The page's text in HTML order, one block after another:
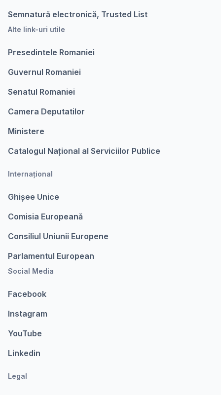
Semnatură electronică, Trusted List
Alte link-uri utile
Presedintele Romaniei
Guvernul Romaniei
Senatul Romaniei
Camera Deputatilor
Ministere
Catalogul Național al Serviciilor Publice
Internațional
Ghișee Unice
Comisia Europeanǎ
Consiliul Uniunii Europene
Parlamentul European
Social Media
Facebook
Instagram
YouTube
Linkedin
Legal